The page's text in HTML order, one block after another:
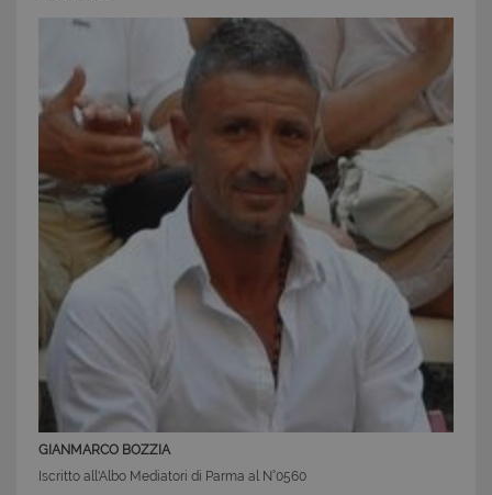
GIANMARCO BOZZIA
Iscritto all'Albo Mediatori di Parma al N°0560
CookieScriptConsent
CookieScript
www.latuacasainsardegna.com